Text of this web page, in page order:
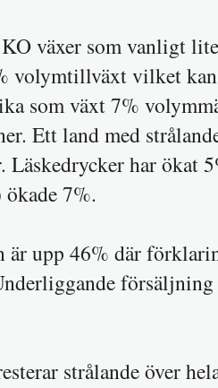
växer som vanligt
volymtillväxt vilket
som växt 7%
Ett land med
Läskedrycker har ökat
7%.
är upp 46% där
strålande över